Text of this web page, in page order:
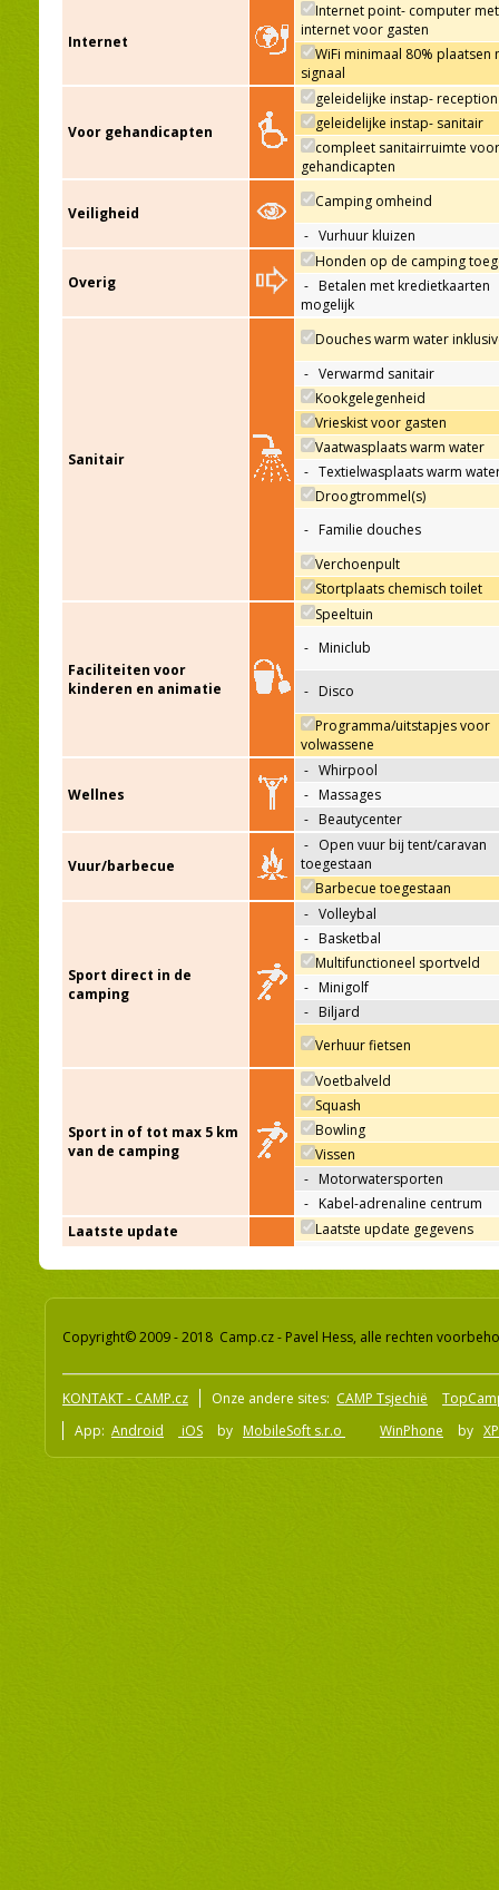
Internet
Internet point- computer met
internet voor gasten
WiFi minimaal 80% plaatsen
signaal
Voor gehandicapten
geleidelijke instap- reception
geleidelijke instap- sanitair
compleet sanitairruimte voor
gehandicapten
Veiligheid
Camping omheind
- Vurhuur kluizen
Overig
Honden op de camping
- Betalen met kredietkaarten
mogelijk
Sanitair
Douches warm water
- Verwarmd sanitair
Kookgelegenheid
Vrieskist voor gasten
Vaatwasplaats warm water
- Textielwasplaats warm
Droogtrommel(s)
- Familie douches
Verchoenpult
Stortplaats chemisch toilet
Faciliteiten voor
kinderen en animatie
Speeltuin
- Miniclub
- Disco
Programma/uitstapjes voor
volwassene
Wellnes
- Whirpool
- Massages
- Beautycenter
Vuur/barbecue
- Open vuur bij tent/caravan
toegestaan
Barbecue toegestaan
Sport direct in de
camping
- Volleybal
- Basketbal
Multifunctioneel sportveld
- Minigolf
- Biljard
Verhuur fietsen
Sport in of tot max 5 km
van de camping
Voetbalveld
Squash
Bowling
Vissen
- Motorwatersporten
- Kabel-adrenaline centrum
Laatste update
Laatste update gegevens
Copyright© 2009 - 2018 Camp.cz - Pavel Hess, alle rechten
KONTAKT - CAMP.cz Onze andere sites: CAMP Tsjechië
App: Android iOS by MobileSoft s.r.o WinPhone by